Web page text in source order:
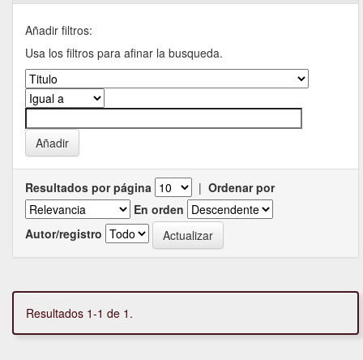
Añadir filtros:
Usa los filtros para afinar la busqueda.
Resultados por página | Ordenar por
En orden
Autor/registro
Resultados 1-1 de 1.